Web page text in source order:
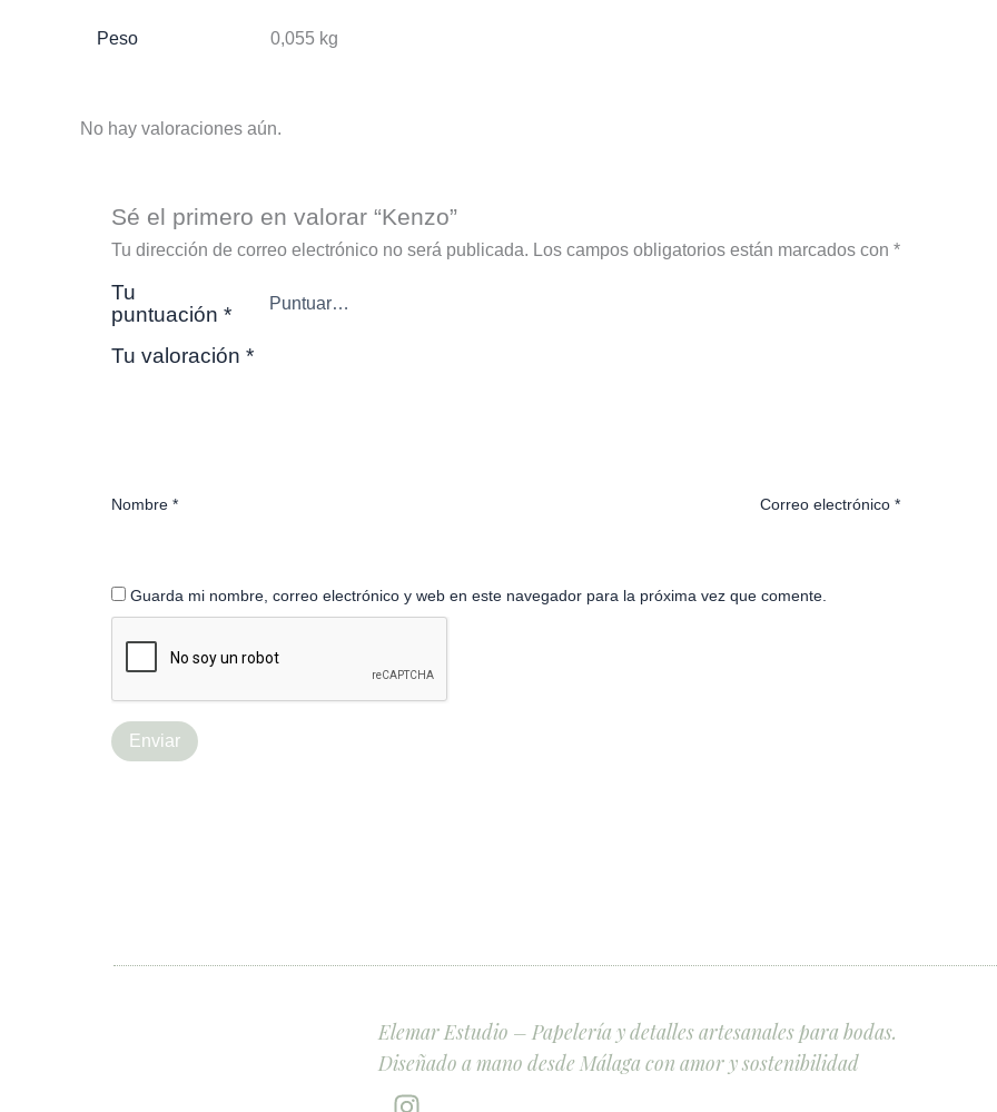
Peso 0,055 kg
No hay valoraciones aún.
Sé el primero en valorar “Kenzo”
Tu dirección de correo electrónico no será publicada. Los campos obligatorios están marcados con *
Tu
puntuación *
Tu valoración *
Nombre * Correo electrónico*
Guarda mi nombre, correo electrónico y web en este navegador para la próxima vez que comente.
Elemar Estudio – Papelería y detalles artesanales para bodas.
Diseñado a mano desde Málaga con amor y sostenibilidad
I